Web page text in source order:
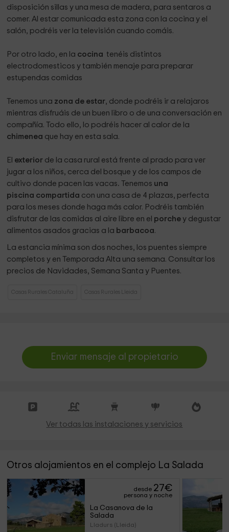
disposición sillas y una mesa de madera, para sentaros a
comer. Al estar comunicada esta zona con la cocina y el
salón, podréis ver la televisión cuando comáis.
Por otro lado, en la cocina tenéis distintos
electrodomesticos y también menaje para preparar
estupendas comidas
Tenemos una zona de estar, donde podréis ir a relajaros
mientras disfruáis de un buen libro o de una conversación en
compañía. Todo ello, lo podréis hacer al calor de la
chimenea que hay en esta sala.
El exterior de la casa rural está frente al prado para ver
jugar a los niños, cerca del bosque y de los campos de
cultivo donde pacen las vacas. Tenemos una
piscina compartida con una casa de 4 plazas, perfecta
para los meses donde haga más calor. Podréis también
disfrutar de las comidas al aire libre en el porche y degustar
alimentos asados gracias a la barbacoa.
La estancia mínima son dos noches, los puentes siempre
completos y en Temporada Alta una semana. Consultar los
precios de Navidades, Semana Santa y Puentes.
Casas Rurales Cataluña Casas Rurales Lleida
Enviar mensaje al propietario
Ver todas las instalaciones y servicios
Otros alojamientos en el complejo La Salada
desde 27€
persona y noche
La Casanova de la
Salada
Lladurs (Lleida)